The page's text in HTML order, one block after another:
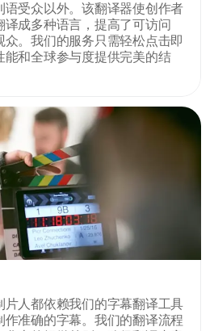
语受众以外。该翻译器使创作者
成多种语言，提高了可访问
。我们的服务只需轻松点击即
能和全球参与度提供完美的结
人都依赖我们的字幕翻译工具
作准确的字幕。我们的翻译流程